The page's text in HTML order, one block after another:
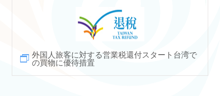
外国人旅客に対する営業税還付スタート台湾で
の買物に優待措置